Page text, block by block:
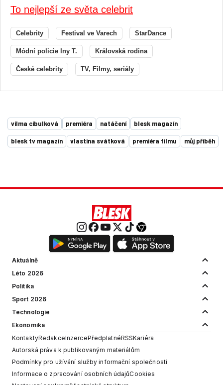
To nejlepší ze světa celebrit
Celebrity Festival ve Varech StarDance
Módní policie Iny T. Královská rodina
České celebrity TV, Filmy, seriály
vilma cibulková premiéra natáčení blesk magazín
blesk tv magazín vlastina svátková premiéra filmu můj příběh
Aktuálně
Léto 2026
Politika
Sport 2026
Technologie
Ekonomika
KontaktyRedakceInzercePředplatnéRSSKariéra
Autorská práva k publikovaným materiálům
Podmínky pro užívání služby informační společnosti
Informace o zpracování osobních údajůCookies